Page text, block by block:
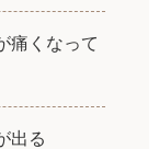
痛くなって
出る